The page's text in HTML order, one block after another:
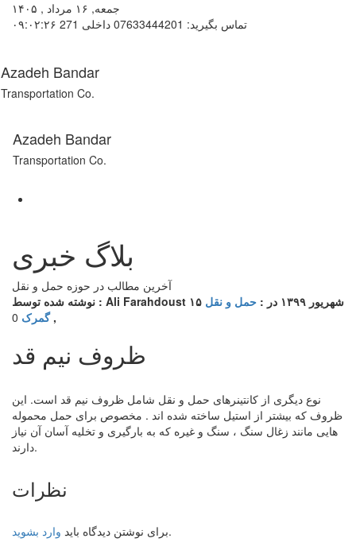
جمعه, ۱۶ مرداد , ۱۴۰۵
۰۹:۰۲:۲۶
تماس بگیرید: 07633444201 داخلی 271
Azadeh Bandar
Transportation Co.
Azadeh Bandar
Transportation Co.
بلاگ خبری
آخرین مطالب در حوزه حمل و نقل
نوشته شده توسط : Ali Farahdoust
۱۵ شهریور ۱۳۹۹ در : حمل و نقل
,گمرک 0
ظروف نیم قد
نوع دیگری از کانتینرهای حمل و نقل شامل ظروف نیم قد است. این
ظروف که بیشتر از استیل ساخته شده اند . مخصوص برای حمل محموله
هایی مانند زغال سنگ ، سنگ و غیره که به بارگیری و تخلیه آسان آن نیاز
دارند.
نظرات
برای نوشتن دیدگاه باید وارد بشوید .